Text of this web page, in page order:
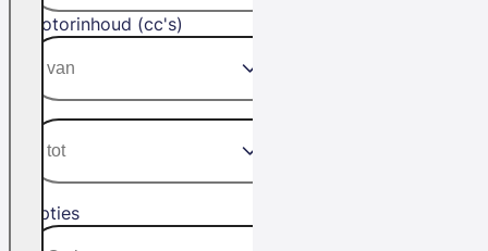
Motorinhoud (cc's)
Opties